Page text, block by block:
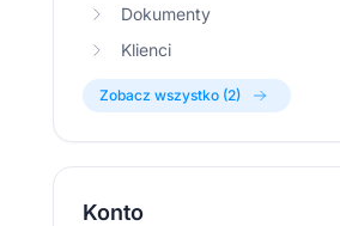
Dokumenty
Klienci
Zobacz wszystko (2)
Konto